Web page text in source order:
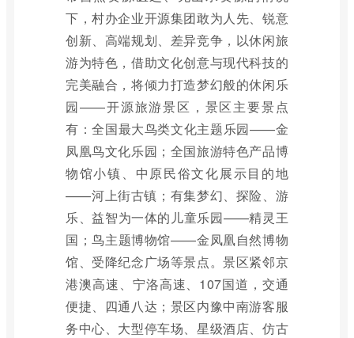
下，村办企业开源集团敢为人先、锐意
创新、高端规划、差异竞争，以休闲旅
游为特色，借助文化创意与现代科技的
完美融合，将倾力打造梦幻般的休闲乐
园——开源旅游景区，景区主要景点
有：全国最大鸟类文化主题乐园——金
凤凰鸟文化乐园；全国旅游特色产品博
物馆小镇、中原民俗文化展示目的地
——河上街古镇；有集梦幻、探险、游
乐、益智为一体的儿童乐园——精灵王
国；鸟主题博物馆——金凤凰自然博物
馆、受降纪念广场等景点。景区紧邻京
港澳高速、宁洛高速、107国道，交通
便捷、四通八达；景区内豫中南游客服
务中心、大型停车场、星级酒店、仿古